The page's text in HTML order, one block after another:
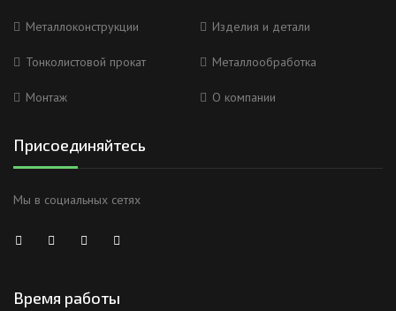
Металлоконструкции Изделия и детали
Тонколистовой прокат Металлообработка
Монтаж О компании
Присоединяйтесь
Мы в социальных сетях
Время работы